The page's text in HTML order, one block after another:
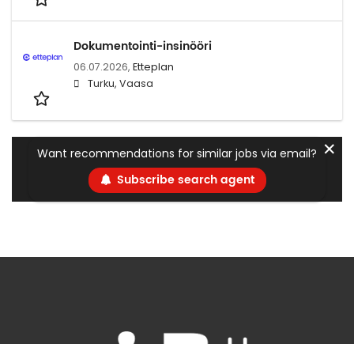
Dokumentointi-insinööri
06.07.2026, Etteplan
Turku, Vaasa
Want recommendations for similar jobs via email?
Subscribe search agent
✕